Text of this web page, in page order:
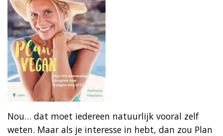
Nou… dat moet iedereen natuurlijk vooral zelf
weten. Maar als je interesse in hebt, dan zou Plan